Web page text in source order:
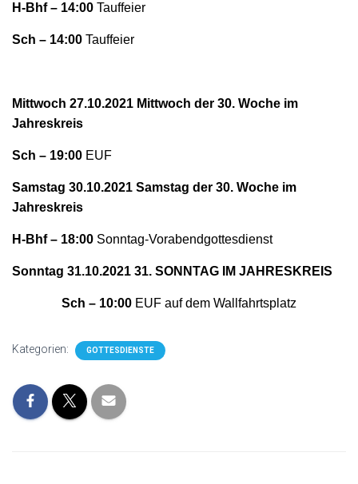
H-Bhf – 14:00 Tauffeier
Sch – 14:00 Tauffeier
Mittwoch 27.10.2021 Mittwoch der 30. Woche im
Jahreskreis
Sch – 19:00 EUF
Samstag 30.10.2021 Samstag der 30. Woche im
Jahreskreis
H-Bhf – 18:00 Sonntag-Vorabendgottesdienst
Sonntag 31.10.2021 31. SONNTAG IM JAHRESKREIS
Sch – 10:00 EUF auf dem Wallfahrtsplatz
Kategorien: GOTTESDIENSTE